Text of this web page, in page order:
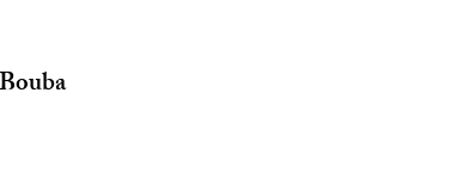
Bouba